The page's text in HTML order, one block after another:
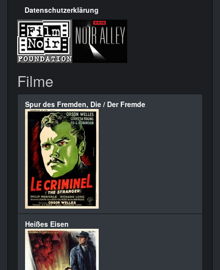
Datenschutzerklärung
Filme
Spur des Fremden, Die / Der Fremde
Heißes Eisen